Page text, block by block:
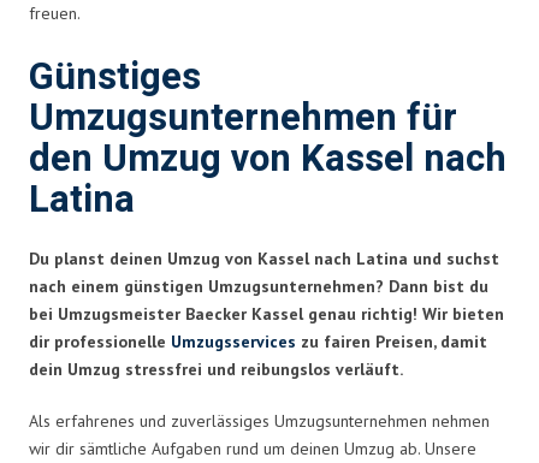
freuen.
Günstiges
Umzugsunternehmen für
den Umzug von Kassel nach
Latina
Du planst deinen Umzug von Kassel nach Latina und suchst
nach einem günstigen Umzugsunternehmen? Dann bist du
bei Umzugsmeister Baecker Kassel genau richtig! Wir bieten
dir professionelle Umzugsservices zu fairen Preisen, damit
dein Umzug stressfrei und reibungslos verläuft.
Als erfahrenes und zuverlässiges Umzugsunternehmen nehmen
wir dir sämtliche Aufgaben rund um deinen Umzug ab. Unsere